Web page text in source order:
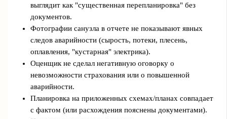
выглядит как "существенная перепланировка" без
документов.
Фотографии санузла в отчете не показывают явных
следов аварийности (сырость, потеки, плесень,
оплавления, "кустарная" электрика).
Оценщик не сделал негативную оговорку о
невозможности страхования или о повышенной
аварийности.
Планировка на приложенных схемах/планах совпадает
с фактом (или расхождения пояснены документами).